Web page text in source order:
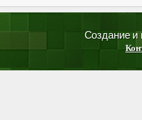
Создание и